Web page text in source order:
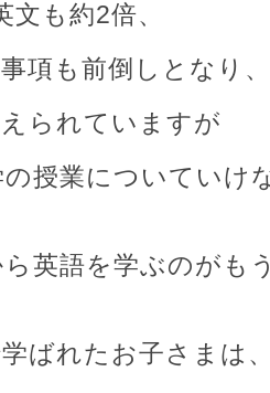
も約2倍、
項も前倒しとなり
られていますが
授業についていけ
英語を学ぶのがも
ばれたお子さまは